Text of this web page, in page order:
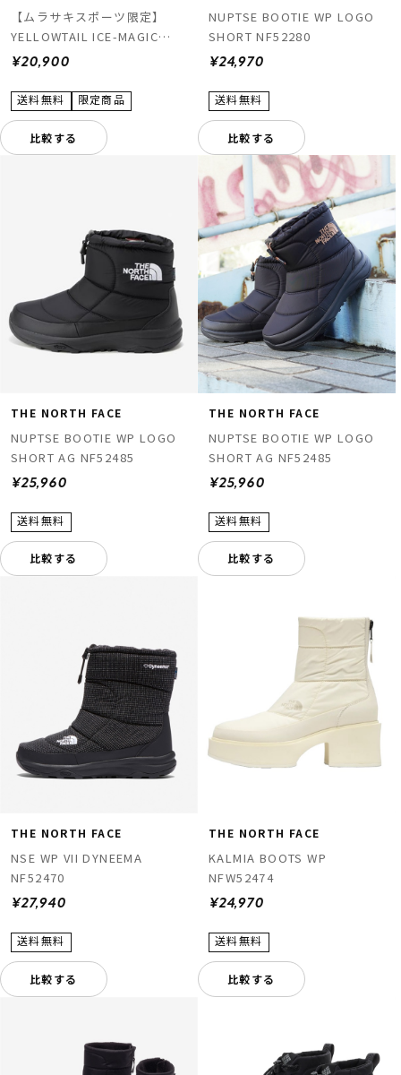
【ムラサキスポーツ限定】
YELLOWTAIL ICE-MAGIC
SHOR YU6884
¥20,900
比較する
NUPTSE BOOTIE WP LOGO
SHORT NF52280
¥24,970
比較する
THE NORTH FACE
NUPTSE BOOTIE WP LOGO
SHORT AG NF52485
¥25,960
比較する
THE NORTH FACE
NUPTSE BOOTIE WP LOGO
SHORT AG NF52485
¥25,960
比較する
THE NORTH FACE
NSE WP VII DYNEEMA
NF52470
¥27,940
比較する
THE NORTH FACE
KALMIA BOOTS WP
NFW52474
¥24,970
比較する